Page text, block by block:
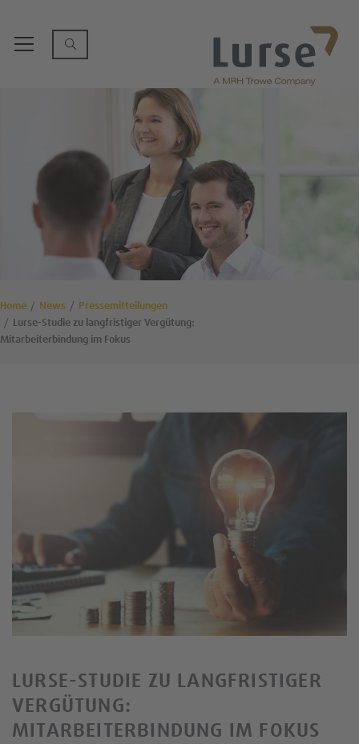
Home News
Pressemitteilungen
Lurse-Studie zu langfristiger Vergütung:
Mitarbeiterbindung im Fokus
LURSE-STUDIE ZU LANGFRISTIGER
VERGÜTUNG:
MITARBEITERBINDUNG IM FOKUS